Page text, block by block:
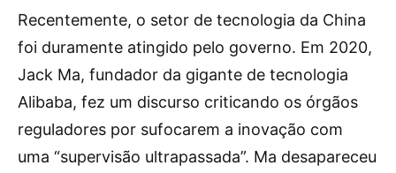
Recentemente, o setor de tecnologia da China
foi duramente atingido pelo governo. Em 2020,
Jack Ma, fundador da gigante de tecnologia
Alibaba, fez um discurso criticando os órgãos
reguladores por sufocarem a inovação com
uma “supervisão ultrapassada”. Ma desapareceu